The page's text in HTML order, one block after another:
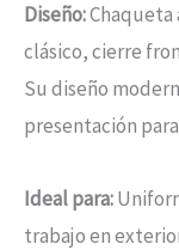
Diseño:Chaqueta
clásico, cierre
Su diseño
presentación
Ideal para:
trabajo en